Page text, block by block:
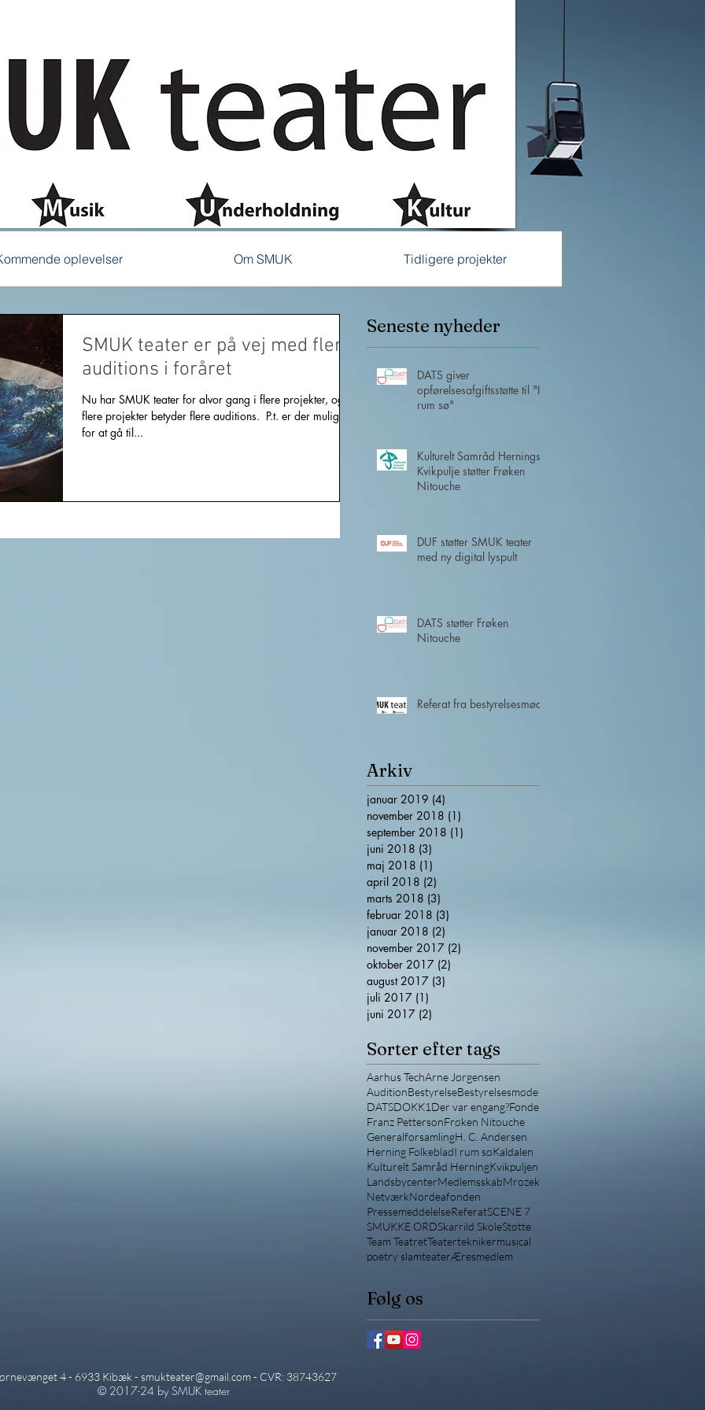
oplevelser Om SMUK Tidligere projekter
SMUK teater er på vej med flere
auditions i foråret
Nu har SMUK teater for alvor gang i flere projekter, og
flere projekter betyder flere auditions. ​ P.t. er der mulighed
for at gå til...
Seneste nyheder
DATS giver
opførelsesafgiftsstøtte til "I
rum sø"
Kulturelt Samråd Hernings
Kvikpulje støtter Frøken
Nitouche
DUF støtter SMUK teater
med ny digital lyspult
DATS støtter Frøken
Nitouche
Referat fra bestyrelsesmøde
Arkiv
januar 2019 (4)
november 2018 (1)
september 2018 (1)
juni 2018 (3)
maj 2018 (1)
april 2018 (2)
marts 2018 (3)
februar 2018 (3)
januar 2018 (2)
november 2017 (2)
oktober 2017 (2)
august 2017 (3)
juli 2017 (1)
juni 2017 (2)
Sorter efter tags
Aarhus TechArne Jørgensen
AuditionBestyrelseBestyrelsesmøde
DATSDOKK1Der var engang?Fonde
Franz PettersonFrøken Nitouche
GeneralforsamlingH. C. Andersen
Herning FolkebladI rum søKaldalen
Kulturelt Samråd HerningKvikpuljen
LandsbycenterMedlemsskabMrozek
NetværkNordeafonden
PressemeddelelseReferatSCENE 7
SMUKKE ORDSkarrild SkoleStøtte
Team TeatretTeaterteknikermusical
poetry slamteaterÆresmedlem
Følg os
4 - 6933 Kibæk - smukteater@gmail.com- CVR: 38743627
© 2017-24 by SMUK teater